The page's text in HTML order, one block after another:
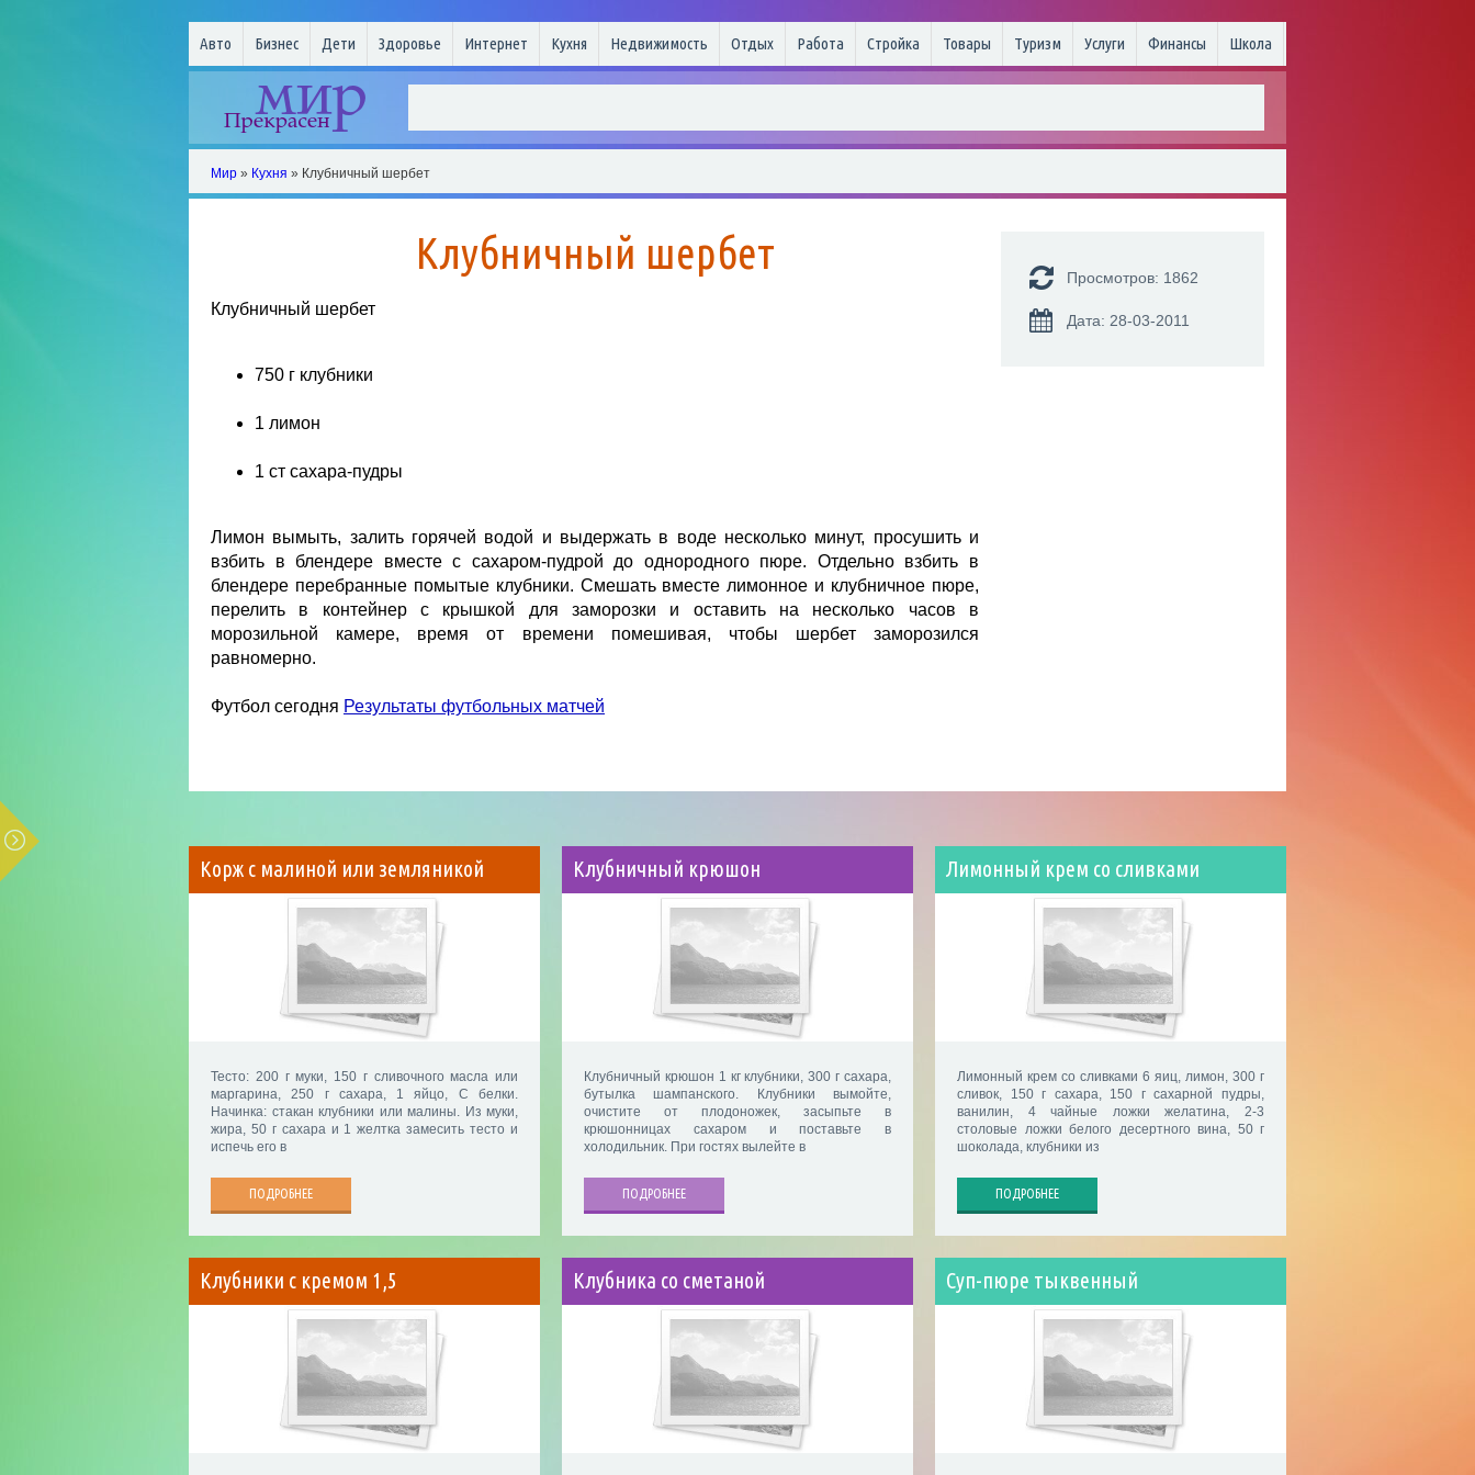
Авто Бизнес Дети Здоровье Интернет Кухня Недвижимость Отдых Работа Стройка Товары Туризм Услуги Финансы Школа
Мир » Кухня » Клубничный шербет
Клубничный шербет
Клубничный шербет
750 г клубники
1 лимон
1 ст сахара-пудры
Лимон вымыть, залить горячей водой и выдержать в воде несколько минут, просушить и
взбить в блендере вместе с сахаром-пудрой до однородного пюре. Отдельно взбить в
блендере перебранные помытые клубники. Смешать вместе лимонное и клубничное пюре,
перелить в контейнер с крышкой для заморозки и оставить на несколько часов в
морозильной камере, время от времени помешивая, чтобы шербет заморозился
равномерно.
Футбол сегодня Результаты футбольных матчей
Просмотров: 1862
Дата: 28-03-2011
Корж с малиной или земляникой
Тесто: 200 г муки, 150 г сливочного масла или
маргарина, 250 г сахара, 1 яйцо, С белки.
Начинка: стакан клубники или малины. Из муки,
жира, 50 г сахара и 1 желтка замесить тесто и
испечь его в
ПОДРОБНЕЕ
Клубничный крюшон
Клубничный крюшон 1 кг клубники, 300 г сахара,
бутылка шампанского. Клубники вымойте,
очистите от плодоножек, засыпьте в
крюшонницах сахаром и поставьте в
холодильник. При гостях вылейте в
ПОДРОБНЕЕ
Лимонный крем со сливками
Лимонный крем со сливками 6 яиц, лимон, 300 г
сливок, 150 г сахара, 150 г сахарной пудры,
ванилин, 4 чайные ложки желатина, 2-3
столовые ложки белого десертного вина, 50 г
шоколада, клубники из
ПОДРОБНЕЕ
Клубники с кремом 1,5 Клубника со сметаной Суп-пюре тыквенный